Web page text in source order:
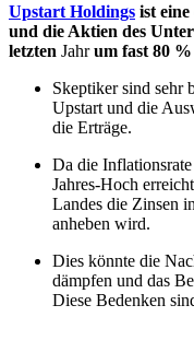
Upstart Holdings ist
und die Aktien des
letzten Jahrum fast 80 %
Skeptiker sind sehr
Upstart und die
die Erträge.
Da die
Jahres-Hoch
Landes die Zinsen
anheben wird.
Dies könnte die
dämpfen und das
Diese Bedenken